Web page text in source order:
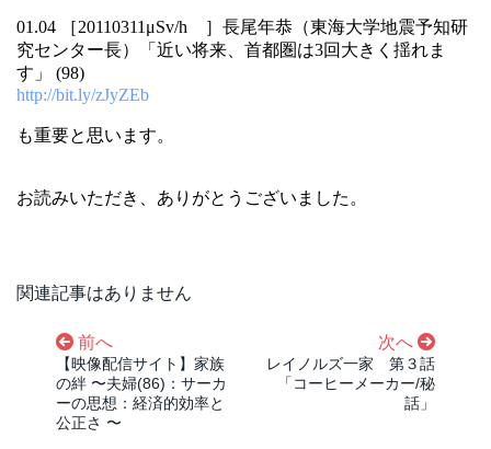
01.04 ［20110311μSv/h ］長尾年恭（東海大学地震予知研
究センター長）「近い将来、首都圏は3回大きく揺れま
す」 (98)
http://bit.ly/zJyZEb
も重要と思います。
お読みいただき、ありがとうございました。
関連記事はありません
前へ
【映像配信サイト】家族
の絆 〜夫婦(86)：サーカ
ーの思想：経済的効率と
公正さ 〜
次へ
レイノルズ一家 第３話
「コーヒーメーカー/秘
話」